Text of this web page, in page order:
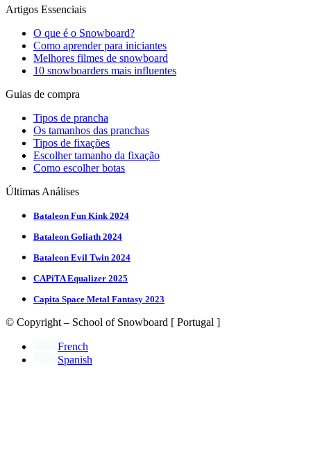
Artigos Essenciais
O que é o Snowboard?
Como aprender para iniciantes
Melhores filmes de snowboard
10 snowboarders mais influentes
Guias de compra
Tipos de prancha
Os tamanhos das pranchas
Tipos de fixações
Escolher tamanho da fixação
Como escolher botas
Últimas Análises
Bataleon Fun Kink 2024
Bataleon Goliath 2024
Bataleon Evil Twin 2024
CAPiTA Equalizer 2025
Capita Space Metal Fantasy 2023
© Copyright – School of Snowboard [ Portugal ]
French
Spanish